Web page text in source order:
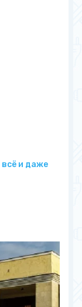
и даже